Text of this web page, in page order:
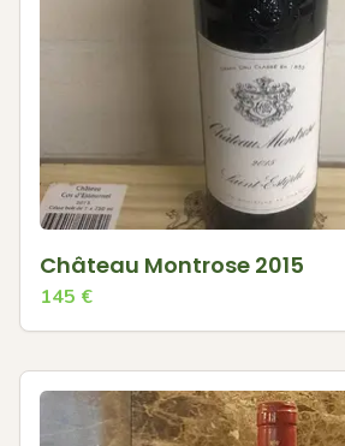
Château Montrose 2015
145 €